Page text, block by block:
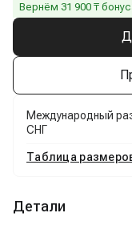
Вернём 31 900 ₸
Международный
СНГ
Таблица
Детали